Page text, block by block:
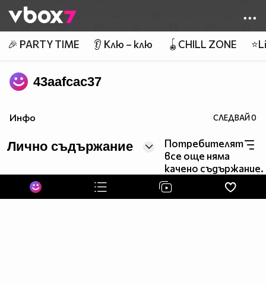
👾
🎉 PARTY TIME 👂 Клю – клю 🪀CHILL ZONE
43aafcac37
Инфо СЛЕДВАЙ0
Лично съдържание
Потребителят
все още няма
качено съдържание.